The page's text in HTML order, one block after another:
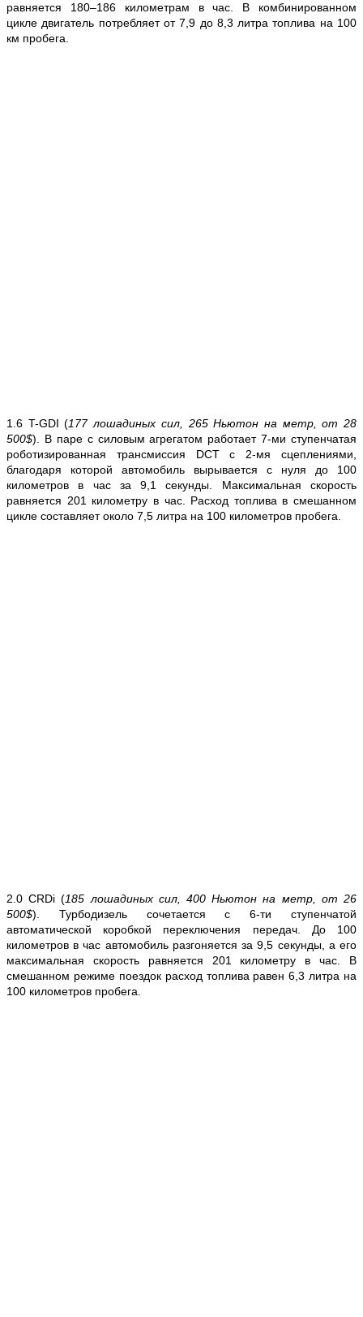
равняется 180–186 километрам в час. В комбинированном
цикле двигатель потребляет от 7,9 до 8,3 литра топлива на 100
км пробега.
1.6 T-GDI (177 лошадиных сил, 265 Ньютон на метр,от 28
500$). В паре с силовым агрегатом работает 7-ми ступенчатая
роботизированная трансмиссия DCT с 2-мя сцеплениями,
благодаря которой автомобиль вырывается с нуля до 100
километров в час за 9,1 секунды. Максимальная скорость
равняется 201 километру в час. Расход топлива в смешанном
цикле составляет около 7,5 литра на 100 километров пробега.
2.0 CRDi (185 лошадиных сил, 400 Ньютон на метр, от 26
500$). Турбодизель сочетается с 6-ти ступенчатой
автоматической коробкой переключения передач. До 100
километров в час автомобиль разгоняется за 9,5 секунды, а его
максимальная скорость равняется 201 километру в час. В
смешанном режиме поездок расход топлива равен 6,3 литра на
100 километров пробега.